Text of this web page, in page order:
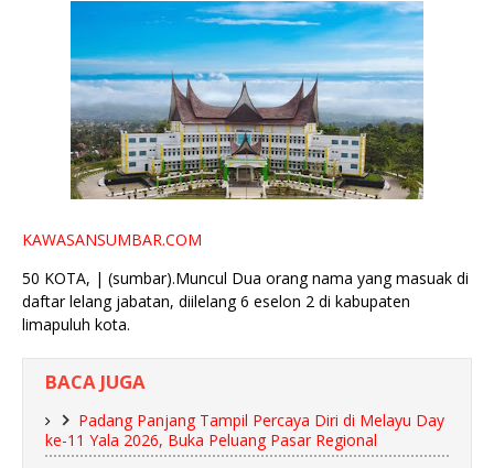
KAWASANSUMBAR.COM
50 KOTA, | (sumbar).Muncul Dua orang nama yang masuak di
daftar lelang jabatan, diilelang 6 eselon 2 di kabupaten
limapuluh kota.
BACA JUGA
Padang Panjang Tampil Percaya Diri di Melayu Day
ke-11 Yala 2026, Buka Peluang Pasar Regional